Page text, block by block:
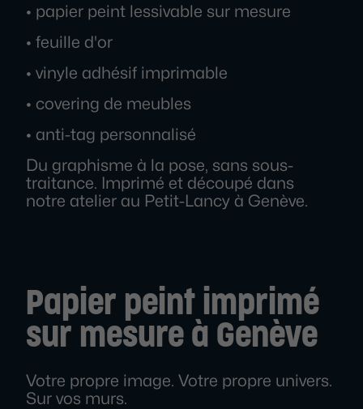
• papier peint lessivable sur mesure
• feuille d'or
• vinyle adhésif imprimable
• covering de meubles
• anti-tag personnalisé
Du graphisme à la pose, sans sous-
traitance. Imprimé et découpé dans
notre atelier au Petit-Lancy à Genève.
Papier peint imprimé
sur mesure à Genève
Votre propre image. Votre propre univers.
Sur vos murs.